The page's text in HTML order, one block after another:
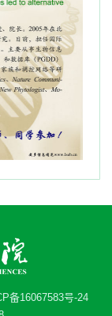
备16067583号-24